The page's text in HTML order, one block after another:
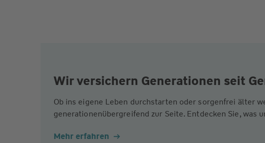
Wir versichern Generationen seit
Ob ins eigene Leben durchstarten oder sorgenfrei älter
generationenübergreifend zur Seite. Entdecken Sie, was
Mehr erfahren